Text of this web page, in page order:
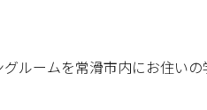
ームを常滑市内にお住いの